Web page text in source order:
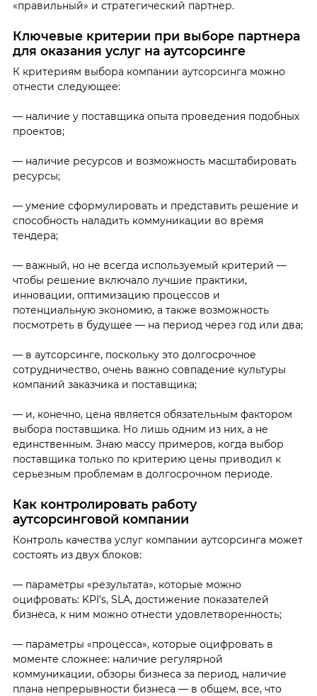
«правильный» и стратегический партнер.
Ключевые критерии при выборе партнера
для оказания услуг на аутсорсинге
К критериям выбора компании аутсорсинга можно
отнести следующее:
— наличие у поставщика опыта проведения подобных
проектов;
— наличие ресурсов и возможность масштабировать
ресурсы;
— умение сформулировать и представить решение и
способность наладить коммуникации во время
тендера;
— важный, но не всегда используемый критерий —
чтобы решение включало лучшие практики,
инновации, оптимизацию процессов и
потенциальную экономию, а также возможность
посмотреть в будущее — на период через год или два;
— в аутсорсинге, поскольку это долгосрочное
сотрудничество, очень важно совпадение культуры
компаний заказчика и поставщика;
— и, конечно, цена является обязательным фактором
выбора поставщика. Но лишь одним из них, а не
единственным. Знаю массу примеров, когда выбор
поставщика только по критерию цены приводил к
серьезным проблемам в долгосрочном периоде.
Как контролировать работу
аутсорсинговой компании
Контроль качества услуг компании аутсорсинга может
состоять из двух блоков:
— параметры «результата», которые можно
оцифровать: KPI’s, SLA, достижение показателей
бизнеса, к ним можно отнести удовлетворенность;
— параметры «процесса», которые оцифровать в
моменте сложнее: наличие регулярной
коммуникации, обзоры бизнеса за период, наличие
плана непрерывности бизнеса — в общем, все, что